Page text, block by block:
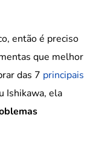
então é preciso
que melhor
das 7 principais
Ishikawa, ela